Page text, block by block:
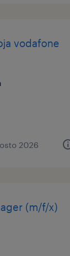
vodafone
2026
(m/f/x)